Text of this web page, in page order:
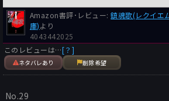
Amazon書評･レビュー:鎮魂歌(レクイエ
庫)より
4043442025
このレビューは…[？]
ネタバレあり 削除希望
No.29